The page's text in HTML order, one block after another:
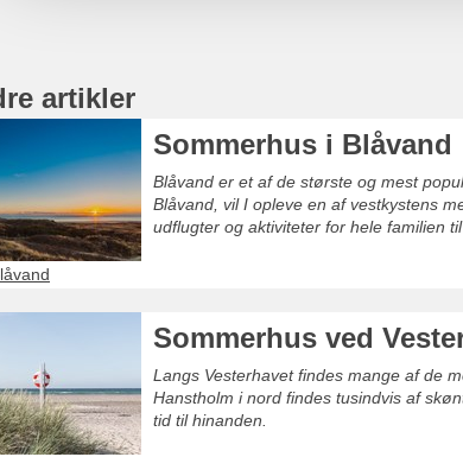
artikler
Sommerhus i Blåvand
Blåvand er et af de største og mest
Blåvand, vil I opleve en af vestkystens
udflugter og aktiviteter for hele familien til
Sommerhus ved
Langs Vesterhavet findes mange af de
Hanstholm i nord findes tusindvis af
tid til hinanden.